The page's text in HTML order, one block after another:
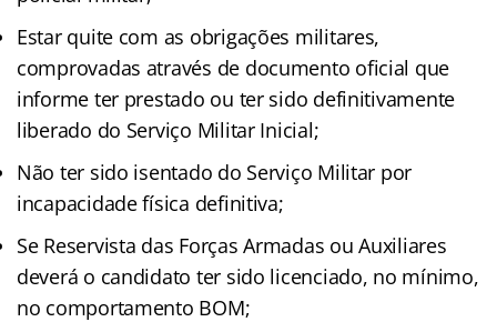
Estar quite com as obrigações militares,
comprovadas através de documento oficial que
informe ter prestado ou ter sido definitivamente
liberado do Serviço Militar Inicial;
Não ter sido isentado do Serviço Militar por
incapacidade física definitiva;
Se Reservista das Forças Armadas ou Auxiliares
deverá o candidato ter sido licenciado, no mínimo,
no comportamento BOM;